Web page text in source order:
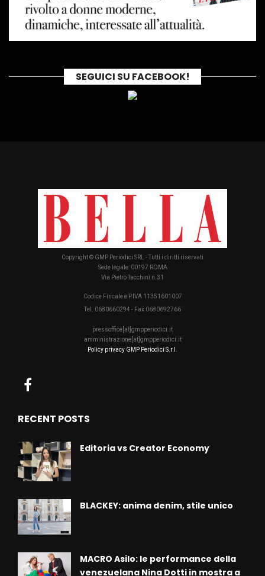
SEGUICI SU FACEBOOK!
Copyright © GMP Periodici SRL - Tutti i diritti riservati
Sede legale: 00197 ROMA
Via Pietro Tacchini n.31
Codice Fiscale e P.IVA 11351601007
Tel. 0680660294 - Fax 0680692766
pressoffice[at]gmpperiodici.it
amministrazione[at]gmpperiodici.it
Policy privacy GMP Periodici S.r.l.
RECENT POSTS
Editoria vs Creator Economy
BLACKEY: anima denim, stile unico
MACRO Asilo: le performance della
venezuelana Nina Dotti in mostra a